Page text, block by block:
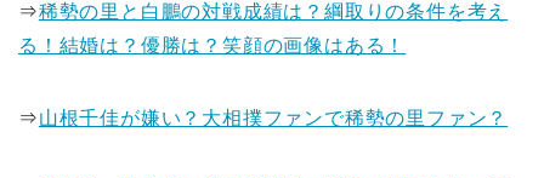
⇒稀勢の里と白鵬の対戦成績は？綱取りの条件を考え
る！結婚は？優勝は？笑顔の画像はある！
⇒山根千佳が嫌い？大相撲ファンで稀勢の里ファン？